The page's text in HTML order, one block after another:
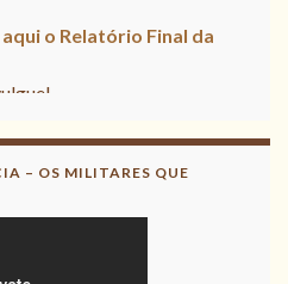
aqui o Relatório Final da
– OS MILITARES QUE